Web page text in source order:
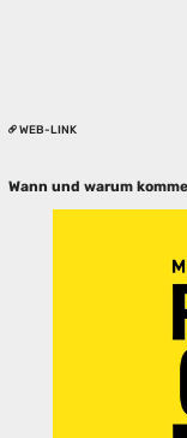
WEB-LINK
Wann und warum